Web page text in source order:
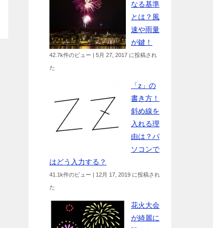
なる基準
とは？風
速や雨量
が鍵！
42.7k件のビュー | 5月 27, 2017 に投稿され
た
「z」の
書き方！
斜め線を
入れる理
由は？パ
ソコンで
はどう入力する？
41.1k件のビュー | 12月 17, 2019 に投稿され
た
花火大会
が綺麗に